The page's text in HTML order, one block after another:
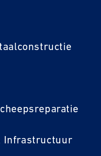
Infrastructuur